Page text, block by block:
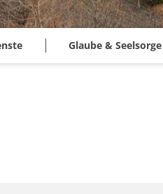
Glaube & Seelsorge